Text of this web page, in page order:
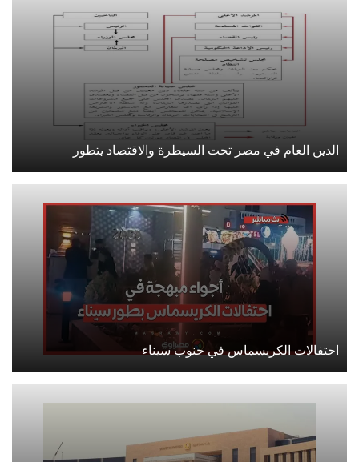
الدين العام في مصر تحت السيطرة والاقتصاد يتطور
احتفالات الكريسماس في جنوب سيناء